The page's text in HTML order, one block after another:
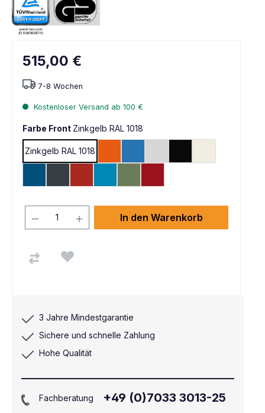
515,00 €
7-8 Wochen
Kostenloser Versand ab 100 €
Farbe Front Zinkgelb RAL 1018
Zinkgelb RAL 1018
In den Warenkorb
3 Jahre Mindestgarantie
Sichere und schnelle Zahlung
Hohe Qualität
Fachberatung +49 (0)7033 3013-25